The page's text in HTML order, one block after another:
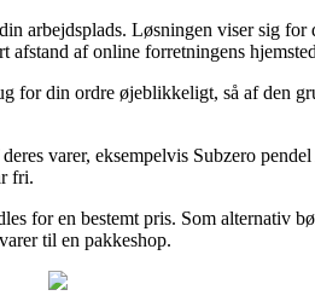
arbejdsplads. Løsningen viser sig
afstand af online forretningens
din ordre øjeblikkeligt, så af den
varer, eksempelvis Subzero
fri.
for en bestemt pris. Som alternativ
til en pakkeshop.